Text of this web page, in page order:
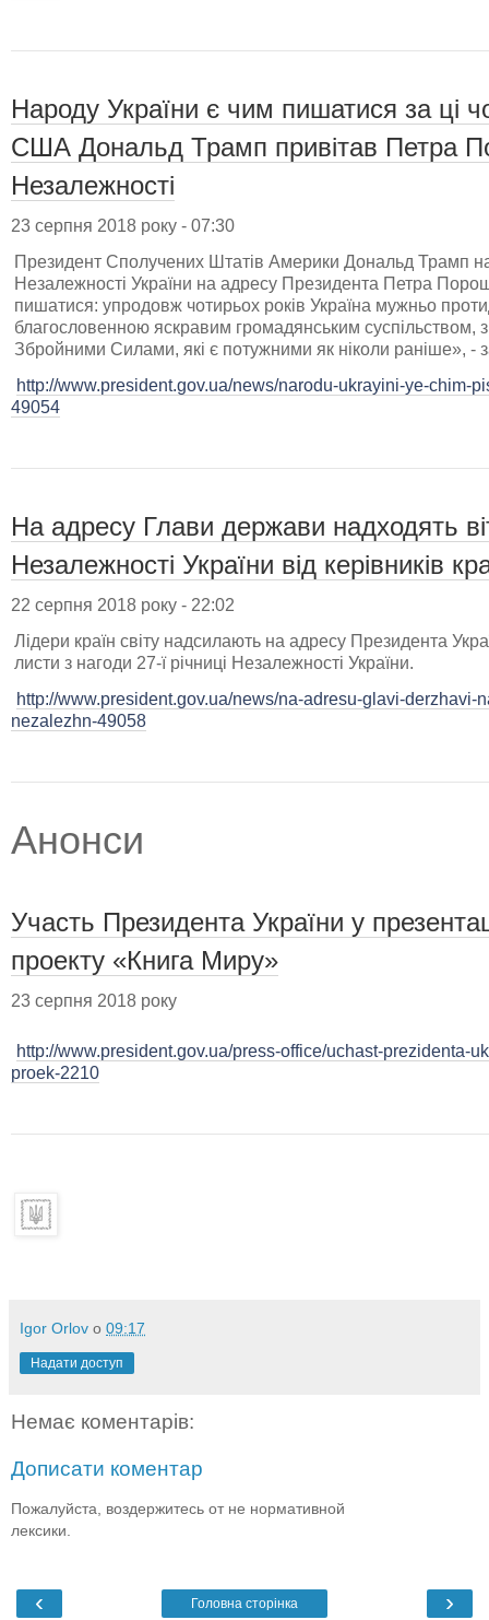
Народу України є чим пишатися за ці
США Дональд Трамп привітав Петра
Незалежності
23 серпня 2018 року - 07:30
Президент Сполучених Штатів Америки Дональд Трамп
Незалежності України на адресу Президента Петра
пишатися: упродовж чотирьох років Україна мужньо
благословенною яскравим громадянським суспільством,
Збройними Силами, які є потужними як ніколи раніше», -
http://www.president.gov.ua/news/narodu-ukrayini-ye-chim-
49054
На адресу Глави держави надходять
Незалежності України від керівників
22 серпня 2018 року - 22:02
Лідери країн світу надсилають на адресу Президента
листи з нагоди 27-ї річниці Незалежності України.
http://www.president.gov.ua/news/na-adresu-glavi-derzhavi-
nezalezhn-49058
Анонси
Участь Президента України у
проекту «Книга Миру»
23 серпня 2018 року
http://www.president.gov.ua/press-office/uchast-prezidenta-
proek-2210
Igor Orlov о 09:17
Надати доступ
Немає коментарів:
Дописати коментар
Пожалуйста, воздержитесь от не нормативной
лексики.
‹ ›
Головна сторінка